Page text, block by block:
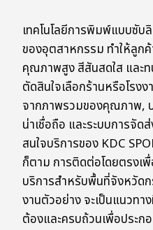
เทคโนโลยีการพิมพ์แบบซับ
ของอุตสาหกรรม ทำให้ลูก
คุณภาพสูง สีสันสดใส และ
ตัดสินใจเลือกร้านหรือโรง
จากภาพรวมของคุณภาพ,
น่าเชื่อถือ และระบบการจั
สนใจบริการของ KDC
ก็ตาม การติดต่อโดยตรงเ
บริการสำหรับพื้นที่จังหวัดก
งานตัวอย่าง จะเป็นแนวท
ต้องและครบถ้วนเพื่อประก